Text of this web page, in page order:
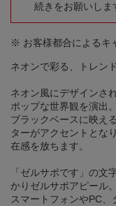
続きをお願いしま
※ お客様都合によるキ
ネオンで彩る、トレン
ネオン風にデザインさ
ポップな世界観を演出。
ブラックベースに映え
ターがアクセントとな
在感を放ちます。
「ゼルサポです」の文
かりゼルサポアピール。
スマートフォンやPC、